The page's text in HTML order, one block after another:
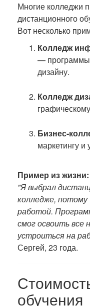
Многие колледжи
дистанционного
Вот несколько
Колледж
— программы
дизайну.
Колледж
Бизнес-
маркетингу
Пример из жизни:
"Я выбрал
колледже,
работой.
смог освоить все
устроиться на
Сергей, 23 года.
обучения